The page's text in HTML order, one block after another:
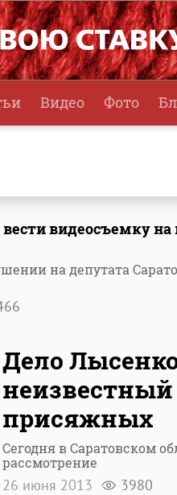
Видео Фото
видеосъемку
на депутата
Дело
неизвестный
присяжных
Сегодня в Саратовском
рассмотрение
26 июня 2013 3980